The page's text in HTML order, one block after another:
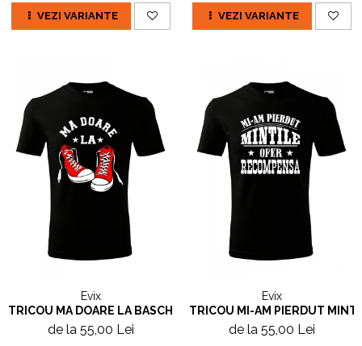
VEZI VARIANTE VEZI VARIANTE
Evix
TRICOU MA DOARE LA BASCHETI
de la 55,00 Lei
Evix
TRICOU MI-AM PIERDUT
de la 55,00 Lei